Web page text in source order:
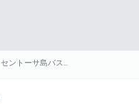
セントーサ島バスツアー